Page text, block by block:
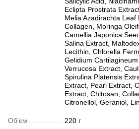
Eclipta Prostrata
Melia Azadirachta Leaf
Collagen, Moringa
Camellia Japonica
Salina Extract,
Lecithin, Chlorella
Gelidium
Verrucosa Extract,
Spirulina Platensis
Extract, Pearl Extract,
Extract, Chitosan,
Citronellol, Geraniol,
Обʼєм 220 г